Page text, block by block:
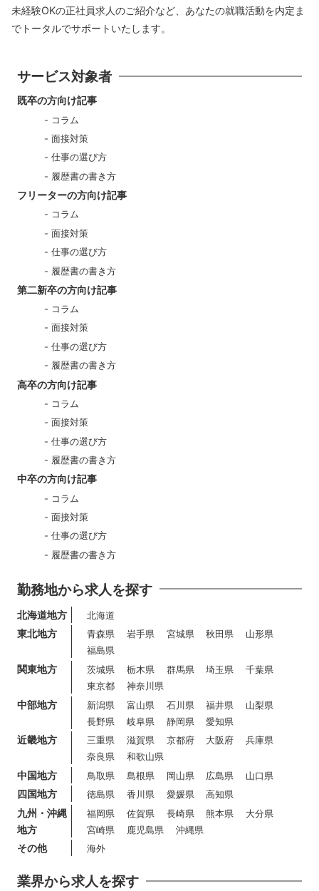
未経験OKの正社員求人のご紹介など、あなたの就職活動を内定ま
でトータルでサポートいたします。
サービス対象者
既卒の方向け記事
コラム
面接対策
仕事の選び方
履歴書の書き方
フリーターの方向け記事
コラム
面接対策
仕事の選び方
履歴書の書き方
第二新卒の方向け記事
コラム
面接対策
仕事の選び方
履歴書の書き方
高卒の方向け記事
コラム
面接対策
仕事の選び方
履歴書の書き方
中卒の方向け記事
コラム
面接対策
仕事の選び方
履歴書の書き方
勤務地から求人を探す
北海道地方 北海道
東北地方 青森県 岩手県 宮城県 秋田県
山形県
福島県
関東地方 茨城県 栃木県 群馬県 埼玉県
千葉県
東京都
神奈川県
中部地方 新潟県 富山県 石川県 福井県
山梨県
長野県
岐阜県 静岡県 愛知県
近畿地方 三重県 滋賀県 京都府 大阪府
兵庫県
奈良県
和歌山県
中国地方 鳥取県 島根県 岡山県 広島県 山口県
四国地方 徳島県 香川県 愛媛県 高知県
九州・沖縄
地方
福岡県 佐賀県 長崎県 熊本県
大分県
宮崎県
鹿児島県 沖縄県
その他 海外
業界から求人を探す